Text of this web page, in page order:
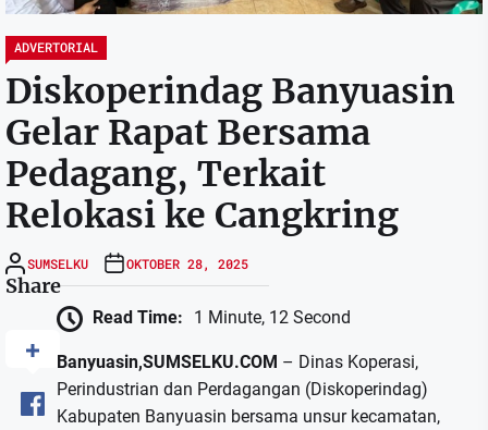
ADVERTORIAL
Diskoperindag Banyuasin
Gelar Rapat Bersama
Pedagang, Terkait
Relokasi ke Cangkring
SUMSELKU OKTOBER 28, 2025
Share
Read Time: 1 Minute, 12 Second
Banyuasin,SUMSELKU.COM – Dinas Koperasi,
Perindustrian dan Perdagangan (Diskoperindag)
Kabupaten Banyuasin bersama unsur kecamatan,